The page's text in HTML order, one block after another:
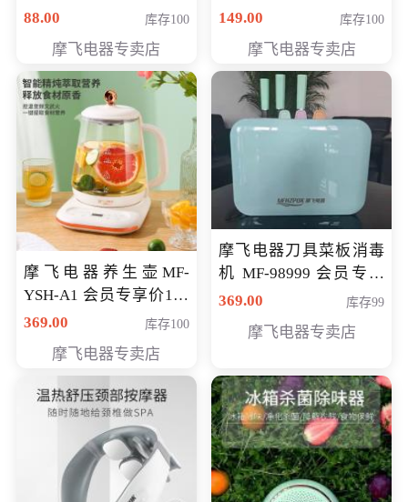
88.00
库存100
摩飞电器专卖店
98元
149.00 库存100
摩飞电器专卖店
摩飞电器养生壶MF-
YSH-A1 会员专享价198
元
369.00 库存100
摩飞电器专卖店
摩飞电器刀具菜板消毒
机 MF-98999 会员专享
价286元
369.00 库存99
摩飞电器专卖店